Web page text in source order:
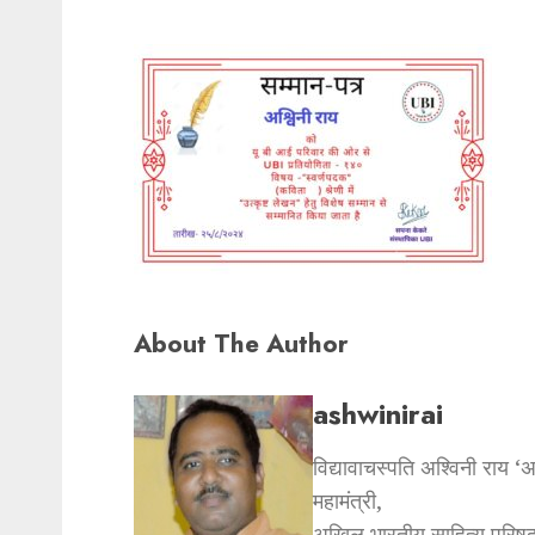
About The Author
ashwinirai
विद्यावाचस्पति अश्विनी राय
महामंत्री,